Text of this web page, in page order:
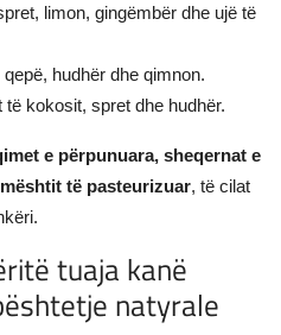
limon, gingëmbër dhe ujë të
hudhër dhe qimnon.
kokosit, spret dhe hudhër.
e përpunuara, sheqernat e
të pasteurizuar, të cilat
tuaja kanë
natyrale